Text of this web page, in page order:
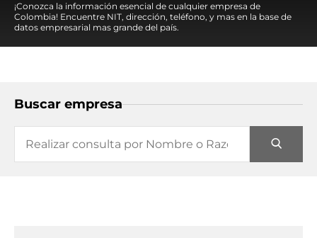
¡Conozca la información esencial de cualquier empresa de
Colombia! Encuentre NIT, dirección, teléfono, y mas en la base de
datos empresarial mas grande del país.
Buscar empresa